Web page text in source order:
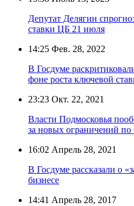
Депутат Делягин
ставки ЦБ 21 июля
14:25 Фев. 28, 2022
В Госдуме
фоне роста ключевой
23:23 Окт. 22, 2021
Власти Подмосковья
за новых ограничений
16:02 Апрель 28, 2021
В Госдуме рассказали о
бизнесе
14:41 Апрель 28, 2017